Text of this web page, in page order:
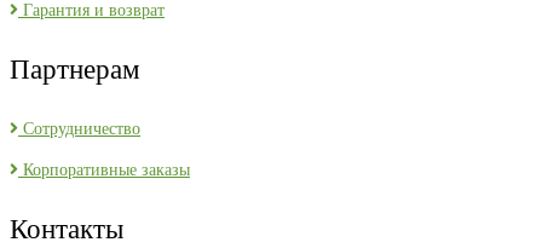
Гарантия и возврат
Партнерам
Сотрудничество
Корпоративные заказы
Контакты